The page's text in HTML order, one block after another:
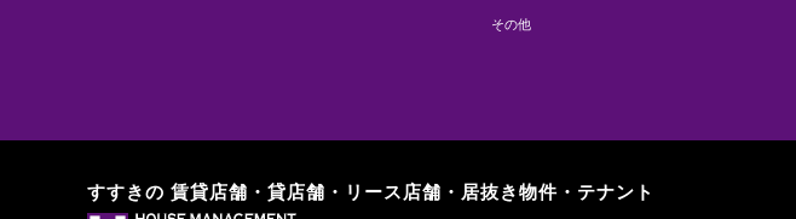
その他
すすきの 賃貸店舗・貸店舗・ リース店舗・居抜き物件・テナント